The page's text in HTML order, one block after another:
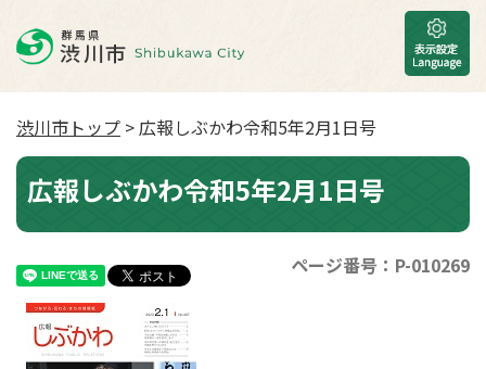
渋川市トップ > 広報しぶかわ令和5年2月1日号
広報しぶかわ令和5年2月1日号
ページ番号：P-010269